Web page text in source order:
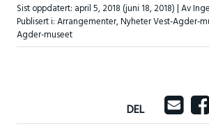
Sist oppdatert: april 5, 2018 (juni 18, 2018)| Av
Publisert i:Arrangementer,Nyheter Vest-Agder-
Agder-museet
DEL